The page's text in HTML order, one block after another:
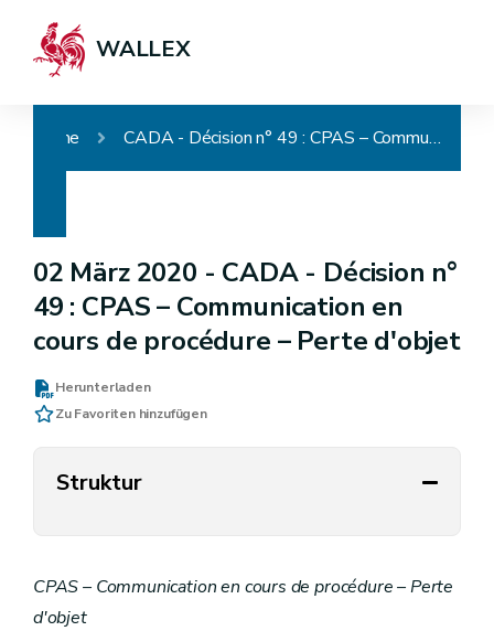
WALLEX
Home CADA - Décision n° 49 : CPAS – Communication en cours de procédure – Perte d'objet
02 März 2020 - CADA - Décision n°
49 : CPAS – Communication en
cours de procédure – Perte d'objet
Herunterladen
Zu Favoriten hinzufügen
Struktur
CPAS – Communication en cours de procédure – Perte
d'objet